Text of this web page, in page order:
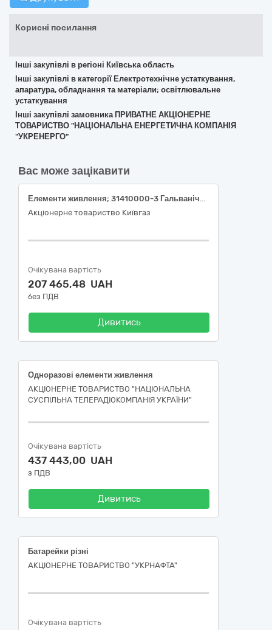
Корисні посилання
Інші закупівлі в регіоні Київська область
Інші закупівлі в категорії Електротехнічне устаткування,
апаратура, обладнання та матеріали; освітлювальне
устаткування
Інші закупівлі замовника ПРИВАТНЕ АКЦІОНЕРНЕ
ТОВАРИСТВО "НАЦІОНАЛЬНА ЕНЕРГЕТИЧНА КОМПАНІЯ
"УКРЕНЕРГО"
Вас може зацікавити
Елементи живлення; 31410000-3 Гальванічні елементи за ДК 021:2015 Єдиного закупівельного словника
Акціонерне товариство Київгаз
Очікувана вартість
207 465,48 UAH
без ПДВ
Дивитись
Одноразові елементи живлення
АКЦІОНЕРНЕ ТОВАРИСТВО "НАЦІОНАЛЬНА
СУСПІЛЬНА ТЕЛЕРАДІОКОМПАНІЯ УКРАЇНИ"
Очікувана вартість
437 443,00 UAH
з ПДВ
Дивитись
Батарейки різні
АКЦІОНЕРНЕ ТОВАРИСТВО "УКPНAФТА"
Очікувана вартість